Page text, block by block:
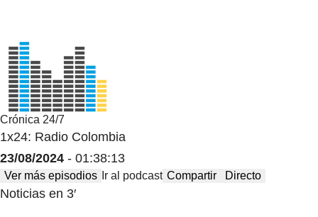
Crónica 24/7
1x24: Radio Colombia
23/08/2024 - 01:38:13
Ver más episodios Ir al podcast Compartir Directo
Noticias en 3′